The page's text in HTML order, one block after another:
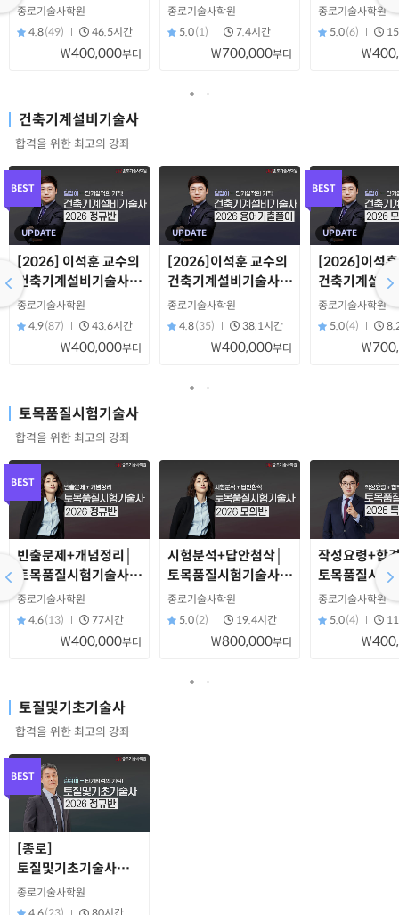
정규반
종로기술사학원
4.8(49) 46.5시간
₩400,000부터
모의고사반
종로기술사학원
5.0(1) 7.4시간
₩700,000부터
법규계산특강
종로기술사학원
5.0(6)
건축기계설비기술사
합격을 위한 최고의 강좌
BEST
UPDATE
[2026] 이석훈 교수의
건축기계설비기술사
정규반
종로기술사학원
4.9(87) 43.6시간
₩400,000부터
UPDATE
[2026]이석훈 교수의
건축기계설비기술사
용어기출풀이
종로기술사학원
4.8(35) 38.1시간
₩400,000부터
BEST
UPDATE
[2026]이석훈
건축기계설비
모의고사반
종로기술사학원
5.0(4)
토목품질시험기술사
합격을 위한 최고의 강좌
BEST
빈출문제+개념정리│
토목품질시험기술사
정규반(2026)
종로기술사학원
4.6(13) 77시간
₩400,000부터
시험분석+답안첨삭│
토목품질시험기술사
모의반(2026)
종로기술사학원
5.0(2) 19.4시간
₩800,000부터
작성요령+합
토목품질시험
특강반(2026)
종로기술사학원
5.0(4)
토질및기초기술사
합격을 위한 최고의 강좌
BEST
[종로]
토질및기초기술사
정규반(2026년 대비)
종로기술사학원